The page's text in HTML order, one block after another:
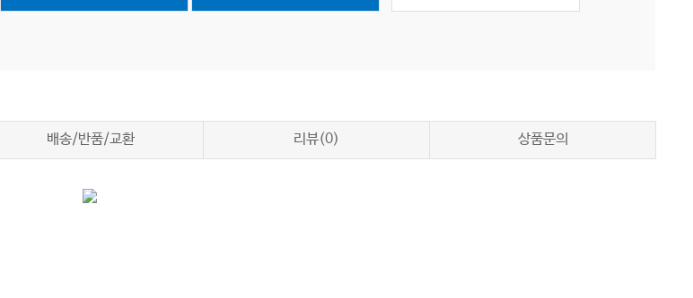
배송/반품/교환 리뷰(0) 상품문의